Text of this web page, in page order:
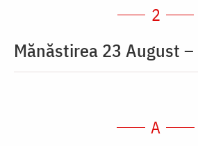
2
Mănăstirea 23 August
A